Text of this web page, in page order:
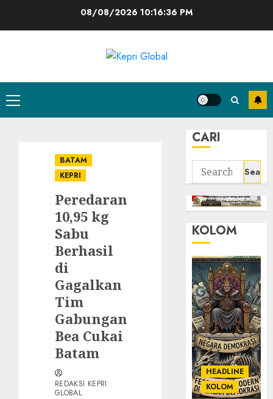
08/08/202610:16:37 PM
Primary
Menu
BATAM
KEPRI
Peredaran
10,95 kg
Sabu
Berhasil
di
Gagalkan
Tim
Gabungan
Bea Cukai
Batam
REDAKSI KEPRI
GLOBAL
CARI
Search
for:
KOLOM
HEADLINE
KOLOM